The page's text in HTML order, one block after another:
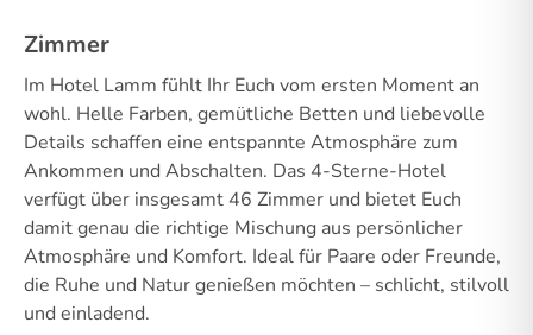
Zimmer
Im Hotel Lamm fühlt Ihr Euch vom ersten Moment an
wohl. Helle Farben, gemütliche Betten und liebevolle
Details schaffen eine entspannte Atmosphäre zum
Ankommen und Abschalten. Das 4-Sterne-Hotel
verfügt über insgesamt 46 Zimmer und bietet Euch
damit genau die richtige Mischung aus persönlicher
Atmosphäre und Komfort. Ideal für Paare oder Freunde,
die Ruhe und Natur genießen möchten – schlicht, stilvoll
und einladend.